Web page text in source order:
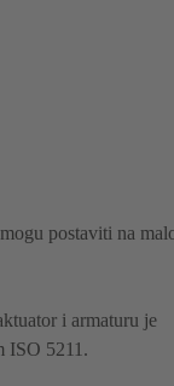
postaviti na
i armaturu je
ISO 5211.